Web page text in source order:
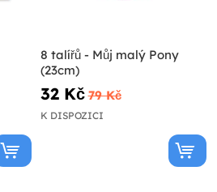
8 talířů - Můj malý Pony
(23cm)
32 Kč 79 Kč
K DISPOZICI